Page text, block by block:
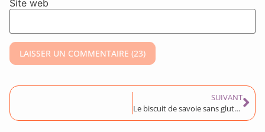
Site web
SUIVANT
Le biscuit de savoie sans gluten